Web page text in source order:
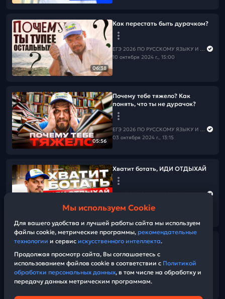
06:38
Как перестать быть дурачком?
ЕГЭ 2026 ПО РУССКОМУ ЯЗЫКУ И МАТЕМАТИКЕ
10 октября 2024 г., 15:00
05:56
Почему тебе тяжело? Как
понять, что ты не дурачок?
ЕГЭ 2026 ПО РУССКОМУ ЯЗЫКУ И МАТЕМАТИКЕ
03 октября 2024 г., 13:15
Хватит ботать, ИДИ ОТДЫХАЙ
15:35
Видео-конспект | Вебинар 3 |
Теорема Менелая
Мы используем Cookie
Для вашего удобства и лучшей работы сайта мы используем
файлы cookie, метрические программы, рекомендательные
технологии и сервис искусственного интеллекта.
Продолжая просмотр сайта, Вы соглашаетесь с
использованием файлов cookie в соответствии с Политикой
обработки персональных данных, в том числе на обработку и
передачу данных метрическим программам.